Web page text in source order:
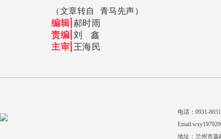
（文章转自 青马先声）
编辑| 郝时雨
责编| 刘 鑫
主审| 王海民
电话：0931-
地址：兰州市嘉